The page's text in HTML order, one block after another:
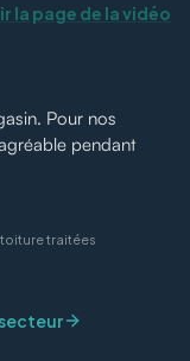
la page de la vidéo
Pour nos
pendant
toiture traitées